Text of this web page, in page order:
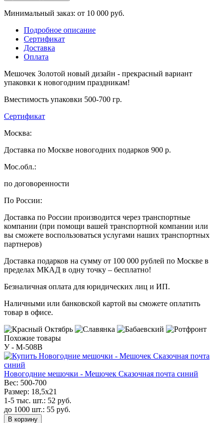
Минимальный заказ: от 10 000 руб.
Подробное описание
Сертификат
Доставка
Оплата
Мешочек Золотой новый дизайн - прекрасный вариант
упаковки к новогодним праздникам!
Вместимость упаковки 500-700 гр.
Сертификат
Москва:
Доставка по Москве новогодних подарков 900 р.
Мос.обл.:
по договоренности
По России:
Доставка по России производится через транспортные
компании (при помощи вашей транспортной компании или
вы сможете воспользоваться услугами наших транспортных
партнеров)
Доставка подарков на сумму от 100 000 рублей по Москве в
пределах МКАД в одну точку – бесплатно!
Безналичная оплата для юридических лиц и ИП.
Наличными или банковской картой вы сможете оплатить
товар в офисе.
Похожие товары
У - M-508B
Новогодние мешочки - Мешочек Сказочная почта синий
Вес: 500-700
Размер: 18,5х21
1-5 тыс. шт.: 52 руб.
до 1000 шт.: 55 руб.
В корзину